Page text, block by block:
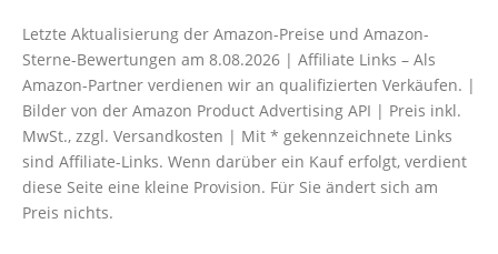
Letzte Aktualisierung der Amazon-Preise und Amazon-
Sterne-Bewertungen am 8.08.2026 | Affiliate Links – Als
Amazon-Partner verdienen wir an qualifizierten Verkäufen. |
Bilder von der Amazon Product Advertising API | Preis inkl.
MwSt., zzgl. Versandkosten | Mit * gekennzeichnete Links
sind Affiliate-Links. Wenn darüber ein Kauf erfolgt, verdient
diese Seite eine kleine Provision. Für Sie ändert sich am
Preis nichts.